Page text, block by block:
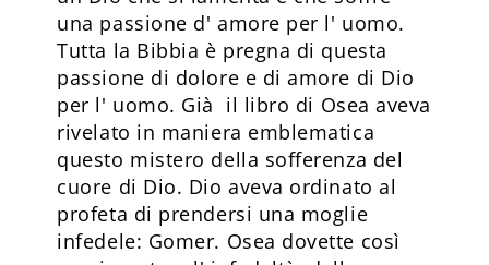
una passione d' amore per l' uomo.
Tutta la Bibbia è pregna di questa
passione di dolore e di amore di Dio
per l' uomo. Già il libro di Osea aveva
rivelato in maniera emblematica
questo mistero della sofferenza del
cuore di Dio. Dio aveva ordinato al
profeta di prendersi una moglie
infedele: Gomer. Osea dovette così